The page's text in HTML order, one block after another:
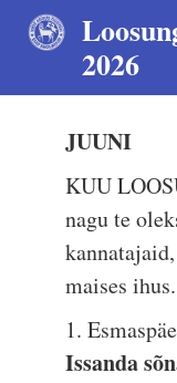
2026
JUUNI
KUU
nagu te
maises
1.
Issanda